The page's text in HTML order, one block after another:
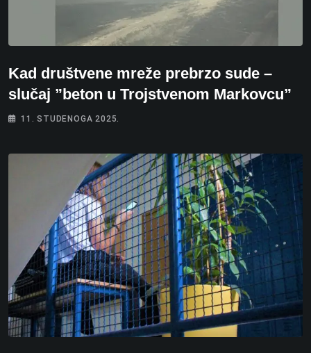
Kad društvene mreže prebrzo sude –
slučaj ”beton u Trojstvenom Markovcu”
11. STUDENOGA 2025.